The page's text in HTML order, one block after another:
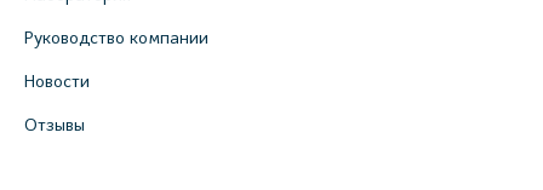
Руководство компании
Новости
Отзывы